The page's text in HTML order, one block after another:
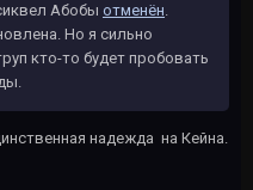
Абобы отменён.
Но я сильно
кто-то будет пробовать
надежда на Кейна.